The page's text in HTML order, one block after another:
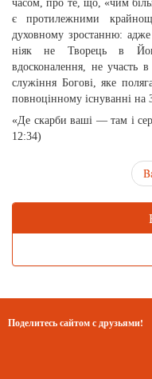
часом, про те, що, «чим
є протилежними
духовному зростанню:
ніяк не Творець в
вдосконалення, не участь
служіння Богові, яке
повноцінному існуванні на
«Де скарби ваші — там і
12:34)
Поделитесь сайтом с друзьями!